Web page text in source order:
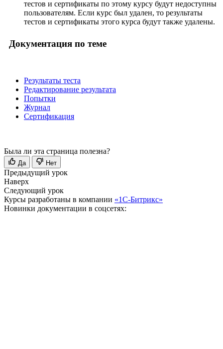
тестов и сертификаты по этому курсу будут недоступны
пользователям. Если курс был удален, то результаты
тестов и сертификаты этого курса будут также удалены.
Документация по теме
Результаты теста
Редактирование результата
Попытки
Журнал
Сертификация
Была ли эта страница полезна?
Да Нет
Предыдущий урок
Наверх
Следующий урок
Курсы разработаны в компании «1С-Битрикс»
Новинки документации в соцсетях: